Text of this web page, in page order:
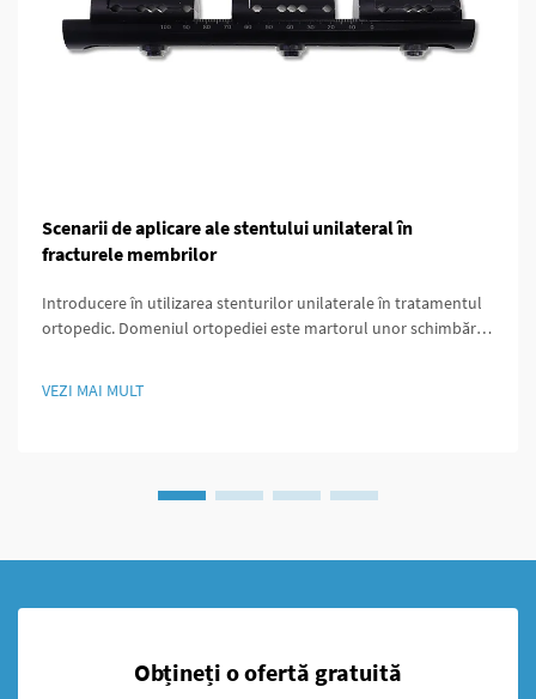
Scenarii de aplicare ale stentului unilateral în
fracturele membrilor
Introducere în utilizarea stenturilor unilaterale în tratamentul
ortopedic. Domeniul ortopediei este martorul unor schimbări
decadelor, medicii au utilizat în principal fixarea externă de...
VEZI MAI MULT
Obțineți o ofertă gratuită